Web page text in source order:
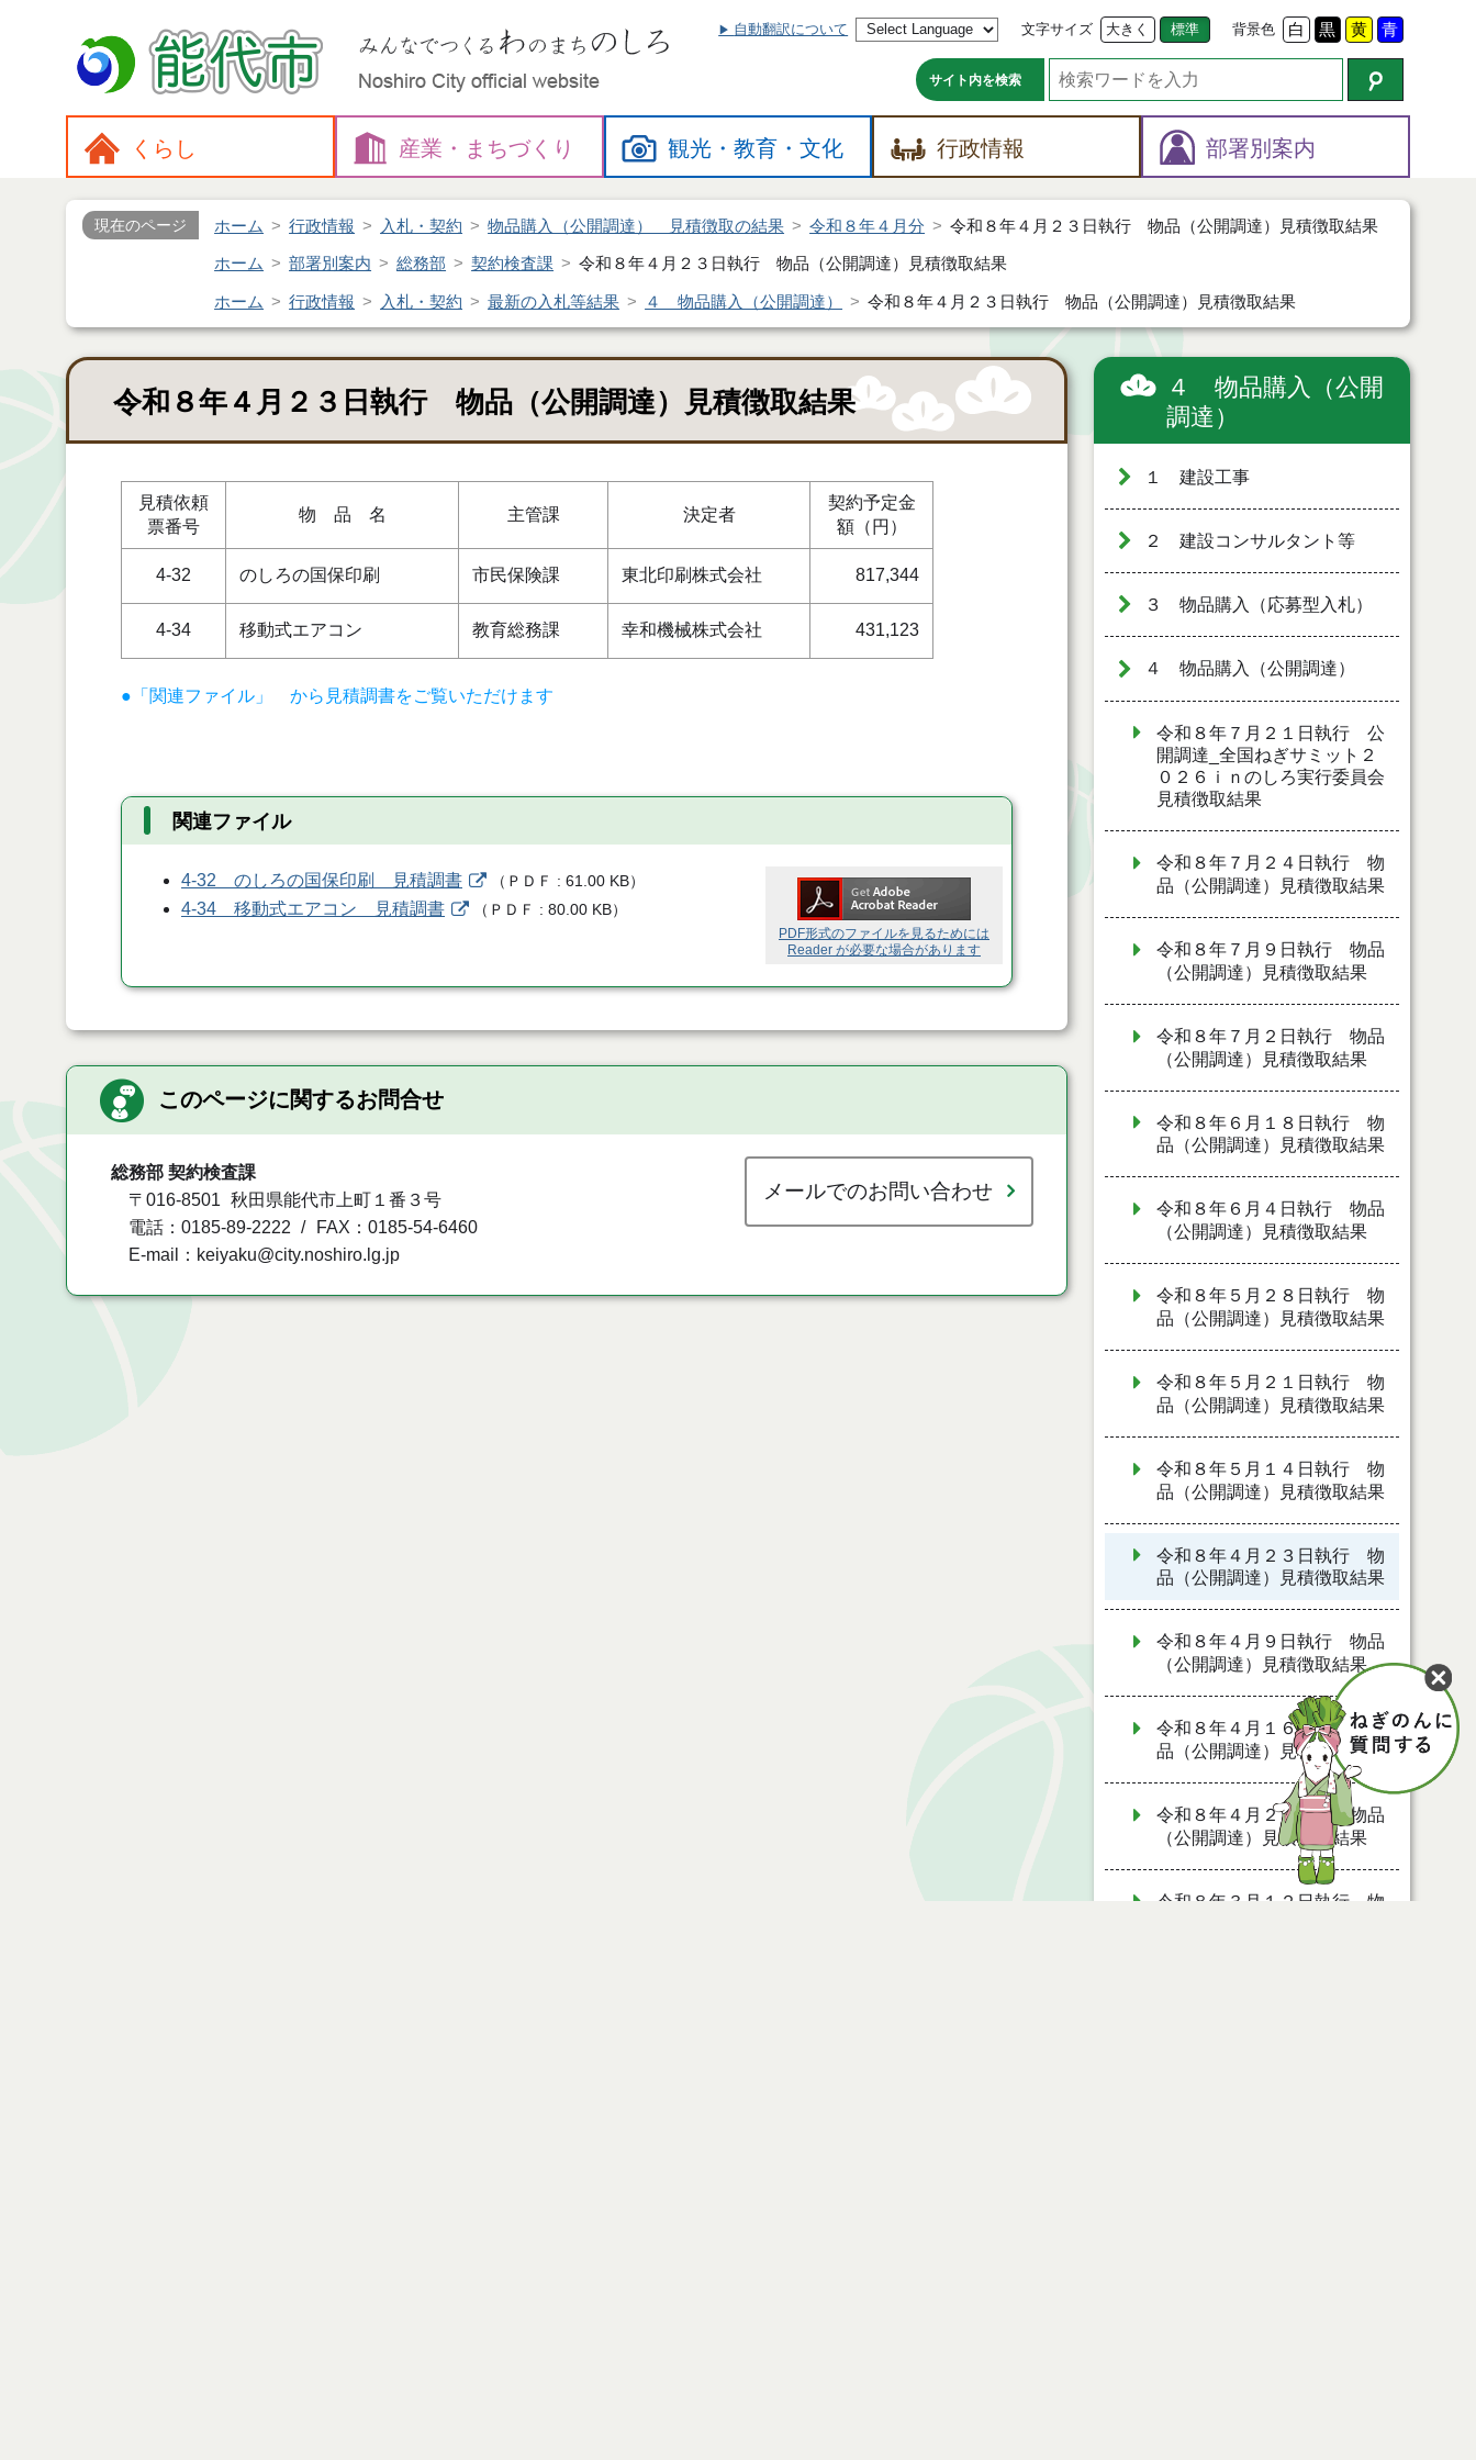
自動翻訳について 文字サイズ 大きく 標準 背景色 白 黒 黄 青
サイト内を検索
くらし 産業・ まちづくり 観光・教育・文化 行政情報 部署別案内
現在のページ ホーム 行政情報 入札・契約 物品購入（公開調達） 見積徴取の結果 令和８年４月分 令和８年４月２３日執行 物品（公開調達）見積徴取結果
ホーム 部署別案内 総務部 契約検査課 令和８年４月２３日執行 物品（公開調達）見積徴取結果
ホーム 行政情報 入札・契約 最新の入札等結果 ４ 物品購入（公開調達） 令和８年４月２３日執行 物品（公開調達）見積徴取結果
令和８年４月２３日執行 物品（公開調達）見積徴取結果
見積依頼
票番号
物 品 名 主管課 決定者
契約予定金
額（円）
4-32 のしろの国保印刷 市民保険課 東北印刷株式会社 817,344
4-34 移動式エアコン 教育総務課 幸和機械株式会社 431,123
●「関連ファイル」 から見積調書をご覧いただけます
関連ファイル
PDF形式のファイルを見るためには
Reader が必要な場合があります
4-32 のしろの国保印刷 見積調書 （ ＰＤＦ 61.00 KB）
4-34 移動式エアコン 見積調書 （ ＰＤＦ 80.00 KB）
このページに関するお問合せ
総務部 契約検査課
〒016-8501
秋田県能代市上町１番３号
電話：0185-89-2222
FAX：0185-54-6460
E-mail：keiyaku@city.noshiro.lg.jp
メールでのお問い合わせ
４ 物品購入（公開
調達）
１ 建設工事
２ 建設コンサルタント等
３ 物品購入（応募型入札）
４ 物品購入（公開調達）
令和８年７月２１日執行 公
開調達_全国ねぎサミット２
０２６ｉｎのしろ実行委員会
見積徴取結果
令和８年７月２４日執行 物
品（公開調達）見積徴取結果
令和８年７月９日執行 物品
（公開調達）見積徴取結果
令和８年７月２日執行 物品
（公開調達）見積徴取結果
令和８年６月１８日執行 物
品（公開調達）見積徴取結果
令和８年６月４日執行 物品
（公開調達）見積徴取結果
令和８年５月２８日執行 物
品（公開調達）見積徴取結果
令和８年５月２１日執行 物
品（公開調達）見積徴取結果
令和８年５月１４日執行 物
品（公開調達）見積徴取結果
令和８年４月２３日執行 物
品（公開調達）見積徴取結果
令和８年４月９日執行 物品
（公開調達）見積徴取結果
令和８年４月１６日執行 物
品（公開調達）見積徴取結果
令和８年４月２日執行 物品
（公開調達）見積徴取結果
令和８年３月１２日執行 物